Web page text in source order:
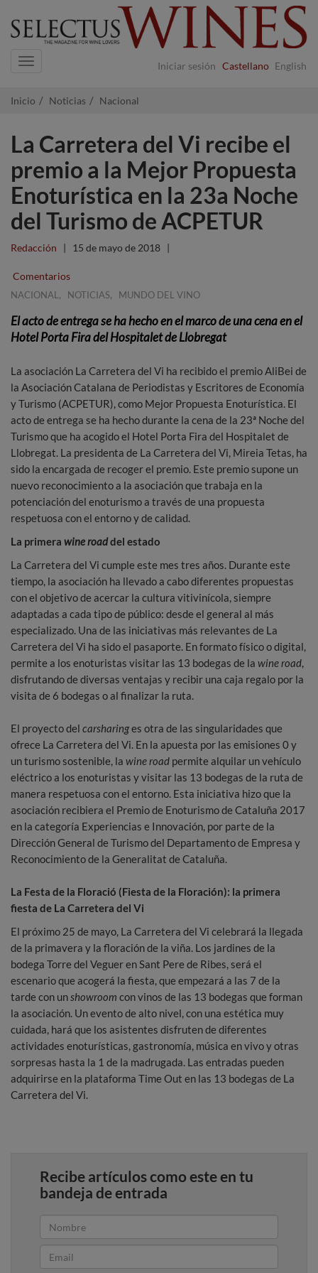
Iniciar sesión Castellano English
Navigation
Inicio Noticias Nacional
La Carretera del Vi recibe el
premio a la Mejor Propuesta
Enoturística en la 23a Noche
del Turismo de ACPETUR
Redacción | 15 de mayo de 2018 |
Comentarios
NACIONAL , NOTICIAS, MUNDO DEL VINO
El acto de entrega se ha hecho en el marco de una cena en el
Hotel Porta Fira del Hospitalet de Llobregat
La asociación La Carretera del Vi ha recibido el premio AliBei de
la Asociación Catalana de Periodistas y Escritores de Economía
y Turismo (ACPETUR), como Mejor Propuesta Enoturística. El
acto de entrega se ha hecho durante la cena de la 23ª Noche del
Turismo que ha acogido el Hotel Porta Fira del Hospitalet de
Llobregat. La presidenta de La Carretera del Vi, Mireia Tetas, ha
sido la encargada de recoger el premio. Este premio supone un
nuevo reconocimiento a la asociación que trabaja en la
potenciación del enoturismo a través de una propuesta
respetuosa con el entorno y de calidad.
La primera wine roaddel estado
La Carretera del Vi cumple este mes tres años. Durante este
tiempo, la asociación ha llevado a cabo diferentes propuestas
con el objetivo de acercar la cultura vitivinícola, siempre
adaptadas a cada tipo de público: desde el general al más
especializado. Una de las iniciativas más relevantes de La
Carretera del Vi ha sido el pasaporte. En formato físico o digital,
permite a los enoturistas visitar las 13 bodegas de la wine road,
disfrutando de diversas ventajas y recibir una caja regalo por la
visita de 6 bodegas o al finalizar la ruta.
El proyecto del carsharinges otra de las singularidades que
ofrece La Carretera del Vi. En la apuesta por las emisiones 0 y
un turismo sostenible, la wine road permite alquilar un vehículo
eléctrico a los enoturistas y visitar las 13 bodegas de la ruta de
manera respetuosa con el entorno. Esta iniciativa hizo que la
asociación recibiera el Premio de Enoturismo de Cataluña 2017
en la categoría Experiencias e Innovación, por parte de la
Dirección General de Turismo del Departamento de Empresa y
Reconocimiento de la Generalitat de Cataluña.
La Festa de la Floració (Fiesta de la Floración): la primera
fiesta de La Carretera del Vi
El próximo 25 de mayo, La Carretera del Vi celebrará la llegada
de la primavera y la floración de la viña. Los jardines de la
bodega Torre del Veguer en Sant Pere de Ribes, será el
escenario que acogerá la fiesta, que empezará a las 7 de la
tarde con unshowroom con vinos de las 13 bodegas que forman
la asociación. Un evento de alto nivel, con una estética muy
cuidada, hará que los asistentes disfruten de diferentes
actividades enoturísticas, gastronomía, música en vivo y otras
sorpresas hasta la 1 de la madrugada. Las entradas pueden
adquirirse en la plataforma Time Out en las 13 bodegas de La
Carretera del Vi.
Recibe artículos como este en tu
bandeja de entrada